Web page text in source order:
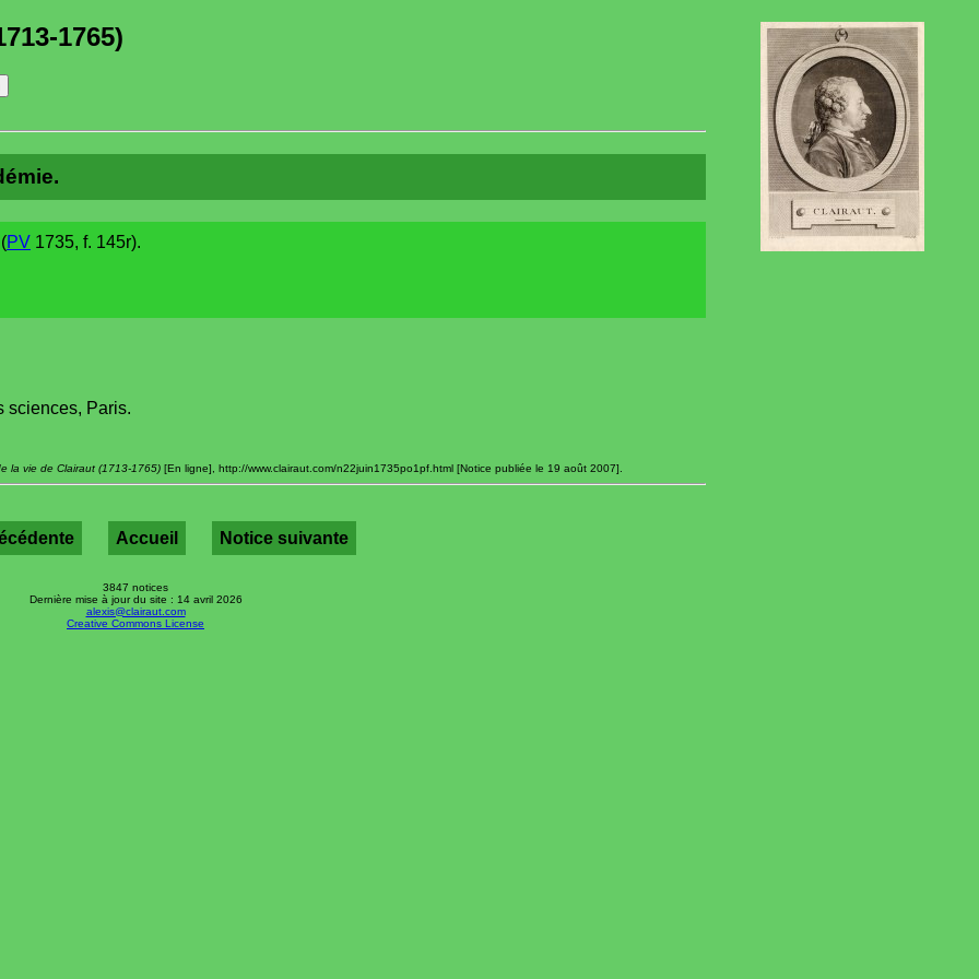
1765)
PV 1735, f. 145r).
sciences, Paris.
la vie de Clairaut (1713-1765) [En ligne], http://www.clairaut.com/n22juin1735po1pf.html [Notice publiée le 19 août 2007].
Accueil Notice suivante
3847 notices
Dernière mise à jour du site : 14 avril 2026
alexis@clairaut.com
Creative Commons License